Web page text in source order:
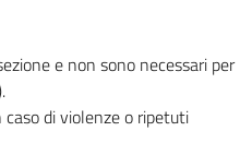
e non sono necessari per
di violenze o ripetuti